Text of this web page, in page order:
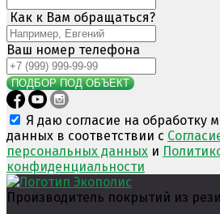
Как к Вам обращаться?
Ваш номер телефона
ПОДБОР ПОД ОБЪЕКТ
Я даю согласие на обработку
данных в соответствии с
персональных данных и
конфиденциальности
Производитель покрытий из